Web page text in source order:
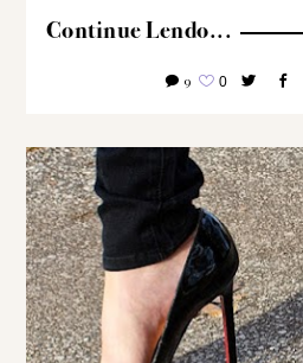
Continue Lendo...
9 0